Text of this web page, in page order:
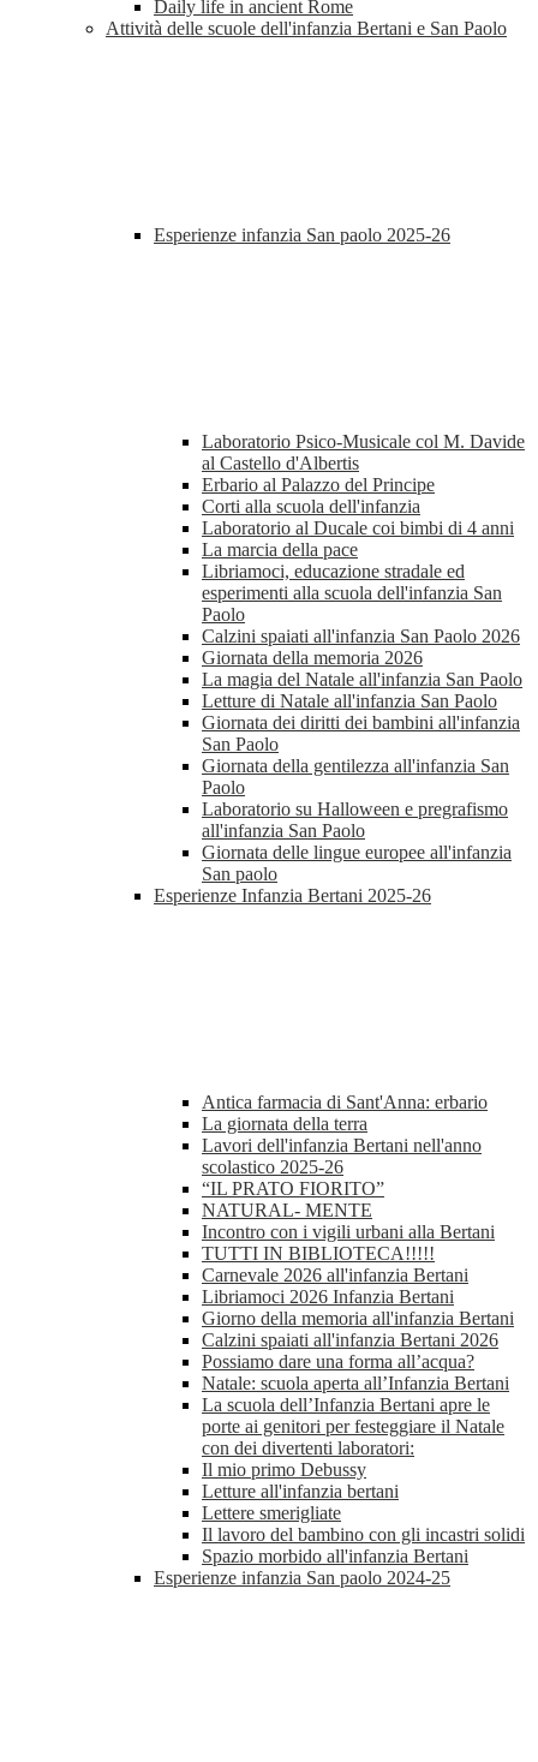
Daily life in ancient Rome
Attività delle scuole dell'infanzia Bertani e San Paolo
Esperienze infanzia San paolo 2025-26
Laboratorio Psico-Musicale col M. Davide
al Castello d'Albertis
Erbario al Palazzo del Principe
Corti alla scuola dell'infanzia
Laboratorio al Ducale coi bimbi di 4 anni
La marcia della pace
Libriamoci, educazione stradale ed
esperimenti alla scuola dell'infanzia San
Paolo
Calzini spaiati all'infanzia San Paolo 2026
Giornata della memoria 2026
La magia del Natale all'infanzia San Paolo
Letture di Natale all'infanzia San Paolo
Giornata dei diritti dei bambini all'infanzia
San Paolo
Giornata della gentilezza all'infanzia San
Paolo
Laboratorio su Halloween e pregrafismo
all'infanzia San Paolo
Giornata delle lingue europee all'infanzia
San paolo
Esperienze Infanzia Bertani 2025-26
Antica farmacia di Sant'Anna: erbario
La giornata della terra
Lavori dell'infanzia Bertani nell'anno
scolastico 2025-26
“IL PRATO FIORITO”
NATURAL- MENTE
Incontro con i vigili urbani alla Bertani
TUTTI IN BIBLIOTECA!!!!!
Carnevale 2026 all'infanzia Bertani
Libriamoci 2026 Infanzia Bertani
Giorno della memoria all'infanzia Bertani
Calzini spaiati all'infanzia Bertani 2026
Possiamo dare una forma all’acqua?
Natale: scuola aperta all’Infanzia Bertani
La scuola dell’Infanzia Bertani apre le
porte ai genitori per festeggiare il Natale
con dei divertenti laboratori:
Il mio primo Debussy
Letture all'infanzia bertani
Lettere smerigliate
Il lavoro del bambino con gli incastri solidi
Spazio morbido all'infanzia Bertani
Esperienze infanzia San paolo 2024-25